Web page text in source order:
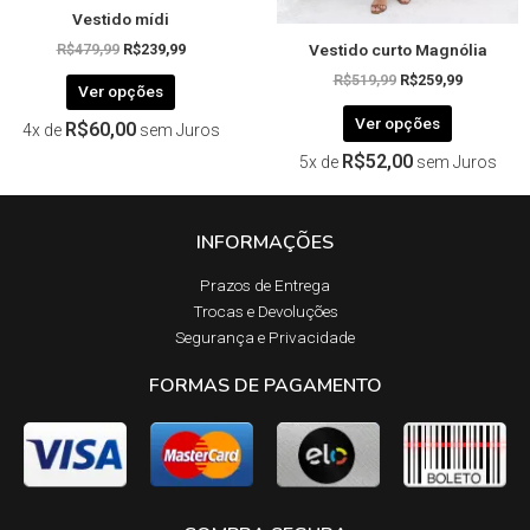
Vestido mídi
R$479,99 R$239,99
Ver opções
produto
4x de R$60,00 sem Juros
Vestido curto Magnólia
R$519,99 R$259,99
Ver opções
produto
5x de R$52,00 sem Juros
INFORMAÇÕES
Prazos de Entrega​
Trocas e Devoluções​
Segurança e Privacidade
FORMAS DE PAGAMENTO